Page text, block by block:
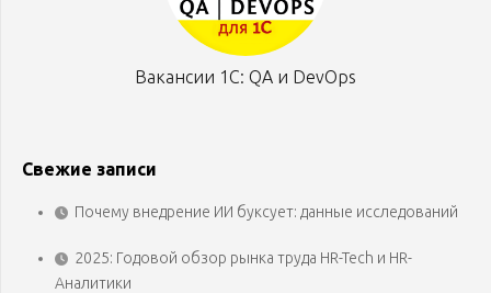
Вакансии 1С: QA и DevOps
Свежие записи
Почему внедрение ИИ буксует: данные исследований
2025: Годовой обзор рынка труда HR-Tech и HR-
Аналитики